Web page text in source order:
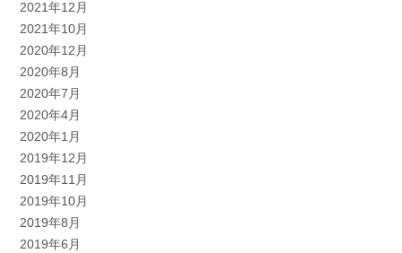
2021年12月
2021年10月
2020年12月
2020年8月
2020年7月
2020年4月
2020年1月
2019年12月
2019年11月
2019年10月
2019年8月
2019年6月